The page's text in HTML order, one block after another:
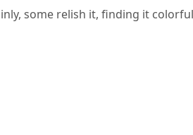
some relish it, finding it colorful